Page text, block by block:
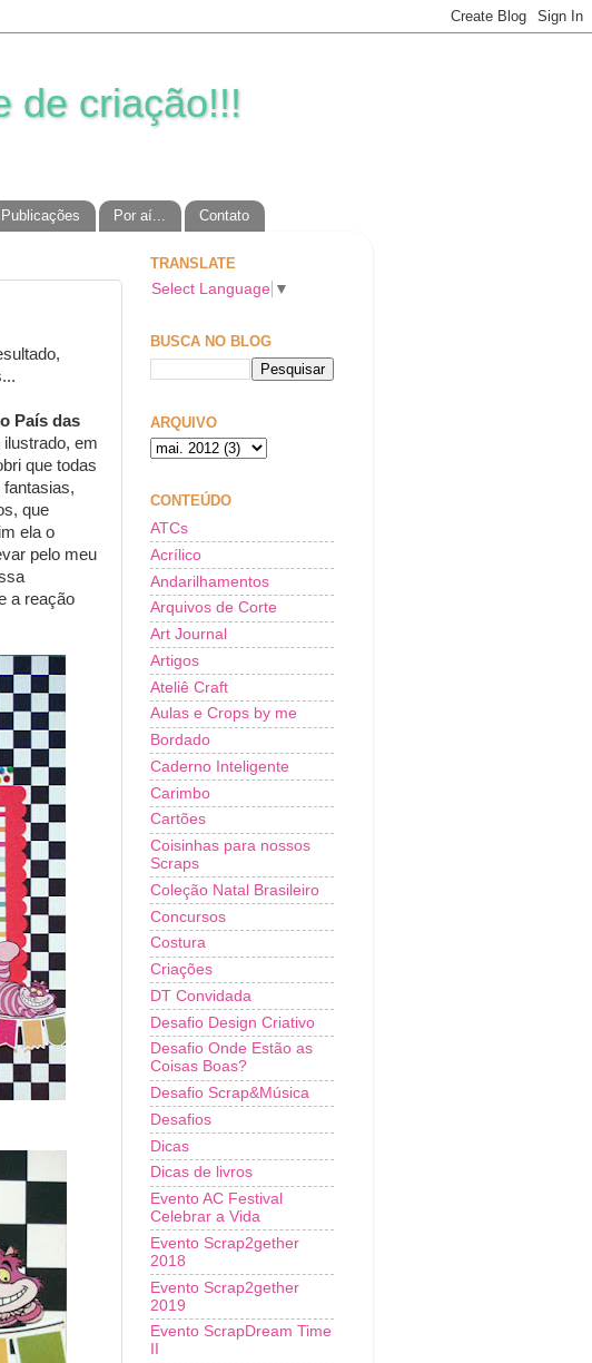
de criação!!!
Publicações Por aí... Contato
País das
ilustrado, em
que todas
que
ela o
pelo meu
a reação
TRANSLATE
Select Language ▼
BUSCA NO BLOG
ARQUIVO
CONTEÚDO
ATCs
Acrílico
Andarilhamentos
Arquivos de Corte
Art Journal
Artigos
Ateliê Craft
Aulas e Crops by me
Bordado
Caderno Inteligente
Carimbo
Cartões
Coisinhas para nossos
Scraps
Coleção Natal Brasileiro
Concursos
Costura
Criações
DT Convidada
Desafio Design Criativo
Desafio Onde Estão as
Coisas Boas?
Desafio Scrap&Música
Desafios
Dicas
Dicas de livros
Evento AC Festival
Celebrar a Vida
Evento Scrap2gether
2018
Evento Scrap2gether
2019
Evento ScrapDream Time